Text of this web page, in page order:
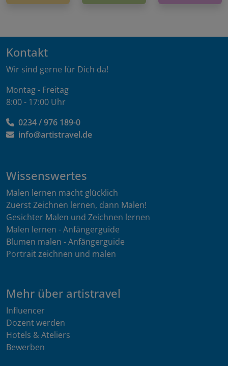
Kontakt
Wir sind gerne für Dich da!
Montag - Freitag
8:00 - 17:00 Uhr
0234 / 976 189-0
info@artistravel.de
Wissenswertes
Malen lernen macht glücklich
Zuerst Zeichnen lernen, dann Malen!
Gesichter Malen und Zeichnen lernen
Malen lernen - Anfängerguide
Blumen malen - Anfängerguide
Portrait zeichnen und malen
Mehr über artistravel
Influencer
Dozent werden
Hotels & Ateliers
Bewerben